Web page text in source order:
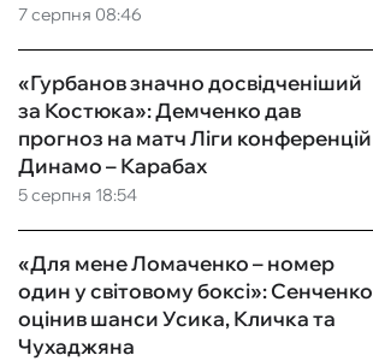
7 серпня 08:46
5 серпня 18:54
«Гурбанов значно досвідченіший
за Костюка»: Демченко дав
прогноз на матч Ліги конференцій
Динамо – Карабах
«Для мене Ломаченко – номер
один у світовому боксі»: Сенченко
оцінив шанси Усика, Кличка та
Чухаджяна